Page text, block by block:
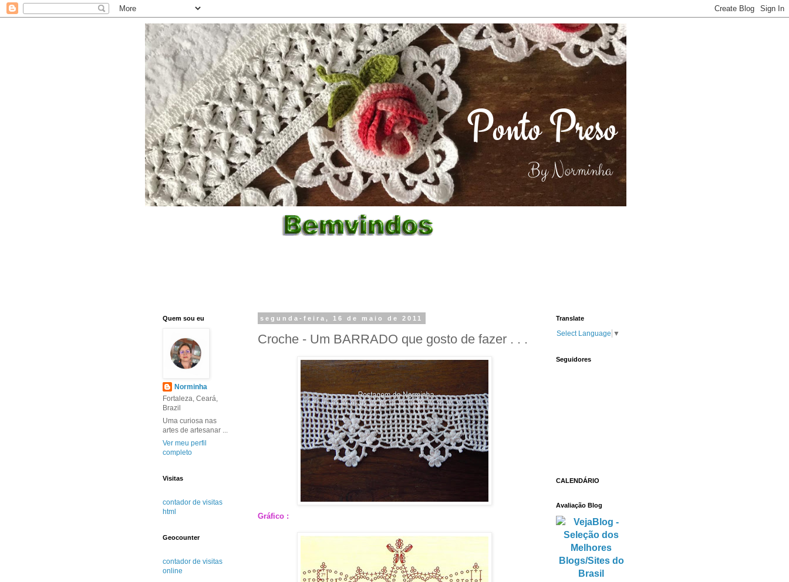
segunda-feira, 16 de maio de 2011
Croche - Um BARRADO que gosto de fazer . . .
Gráfico :
Quem sou eu
Norminha
Fortaleza, Ceará,
Brazil
Uma curiosa nas
artes de artesanar ...
Ver meu perfil
completo
Visitas
contador de visitas
html
Geocounter
contador de visitas
online
Translate
Select Language ▼
Seguidores
CALENDÁRIO
Avaliação Blog